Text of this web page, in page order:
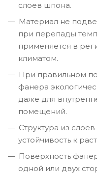
слоев шпона.
Материал не
при перепады
применяется в
климатом.
При правильном
фанера
даже для
помещений.
Структура из
устойчивость к
Поверхность
одной или двух